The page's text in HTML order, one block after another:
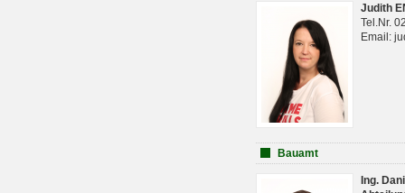
Judith
Tel.Nr.
Email:
Bauamt
Ing.